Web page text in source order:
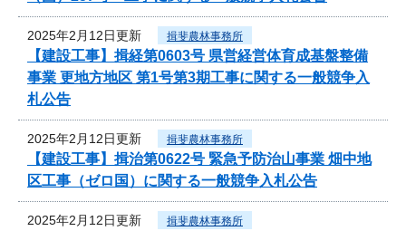
2025年2月12日更新 揖斐農林事務所
【建設工事】揖経第0603号 県営経営体育成基盤整備
事業 更地方地区 第1号第3期工事に関する一般競争入
札公告
2025年2月12日更新 揖斐農林事務所
【建設工事】揖治第0622号 緊急予防治山事業 畑中地
区工事（ゼロ国）に関する一般競争入札公告
2025年2月12日更新 揖斐農林事務所